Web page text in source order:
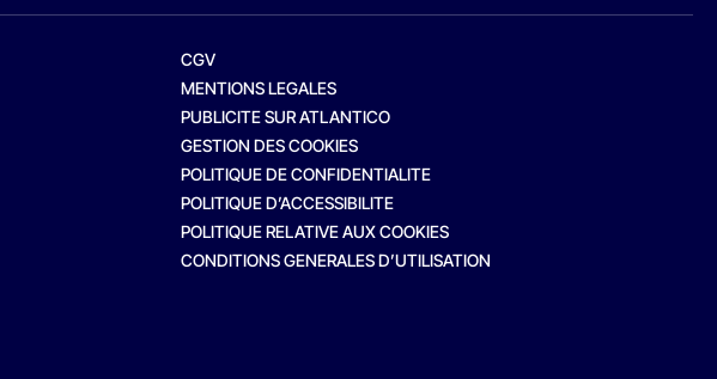
CGV
MENTIONS LEGALES
PUBLICITE SUR ATLANTICO
GESTION DES COOKIES
POLITIQUE DE CONFIDENTIALITE
POLITIQUE D’ACCESSIBILITE
POLITIQUE RELATIVE AUX COOKIES
CONDITIONS GENERALES D’UTILISATION